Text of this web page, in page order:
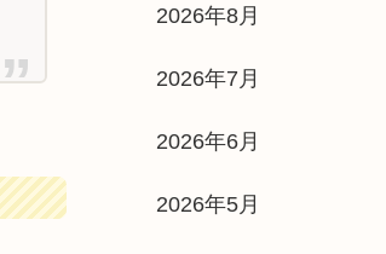
2026年8月
2026年7月
2026年6月
2026年5月